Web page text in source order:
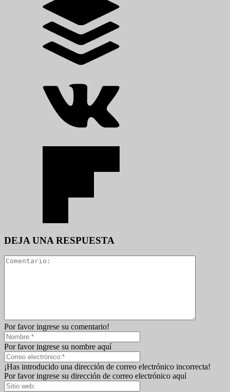
DEJA UNA RESPUESTA
Por favor ingrese su comentario!
Por favor ingrese su nombre aquí
¡Has introducido una dirección de correo electrónico incorrecta!
Por favor ingrese su dirección de correo electrónico aquí